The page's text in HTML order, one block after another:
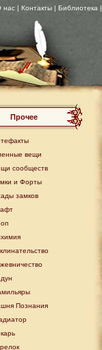
нас | Контакты | Библиотека |
Прочее
вещи
сообществ
и Форты
замков
Познания